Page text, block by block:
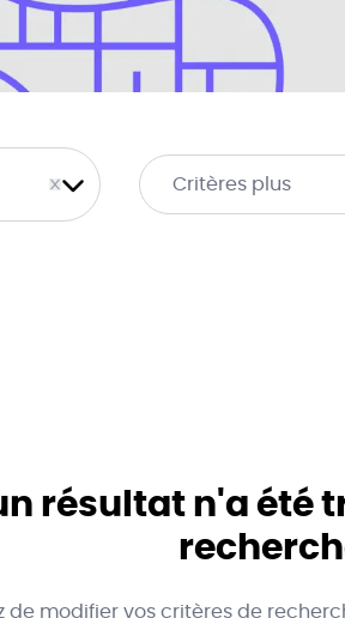
Critères plus
résultat n'a été
de modifier vos critères de